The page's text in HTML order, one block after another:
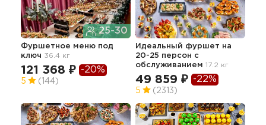
25-30
Фуршетное меню под
ключ 36.4 кг
121 368 ₽ -20%
5 (144)
Идеальный фуршет на
20-25 персон с
обслуживанием 17.2 кг
49 859 ₽ -22%
5 (2313)